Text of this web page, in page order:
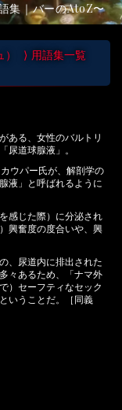
集｜バーのAtoZ
用語集一覧
ある、女性のバルトリ
尿道球腺液」。
ウパー氏が、解剖学の
液」と呼ばれるように
感じた際）に分泌され
興奮度の度合いや、興
、尿道内に排出された
々あるため、「ナマ外
）セーフティなセック
いうことだ。［同義